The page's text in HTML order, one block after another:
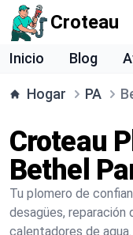
Croteau
Inicio Blog
Hogar PA
Croteau
Bethel
Tu plomero de
desagües, reparación
calentadores de